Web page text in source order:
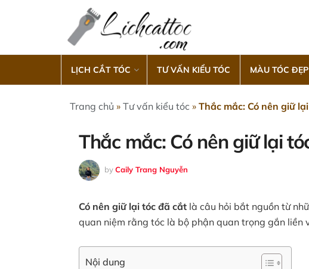
LỊCH CẮT TÓC TƯ VẤN KIỂU TÓC MÀU TÓC ĐẸP
Trang chủ » Tư vấn kiểu tóc » Thắc mắc: Có nên giữ
Thắc mắc: Có nên giữ lại
byCaily Trang Nguyễn
Có nên giữ lại tóc đã cắt là câu hỏi bắt nguồn từ
quan niệm rằng tóc là bộ phận quan trọng gắn liền
Nội dung